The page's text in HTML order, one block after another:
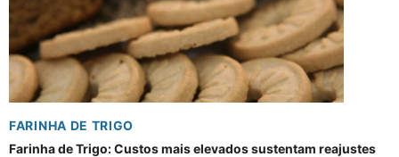
FARINHA DE TRIGO
Farinha de Trigo: Custos mais elevados sustentam reajustes